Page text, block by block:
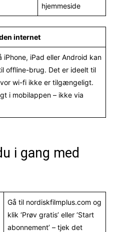
hjemmeside
internet
iPad eller Android kan
offline-brug. Det er ideelt til
wi-fi ikke er tilgængeligt.
i mobilappen – ikke via
i gang med
Gå til nordiskfilmplus.com og
klik ‘Prøv gratis’ eller ‘Start
abonnement’ – tjek det